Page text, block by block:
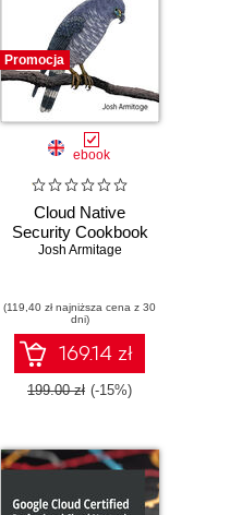
Promocja
ebook
Cloud Native
Security Cookbook
Josh Armitage
(119,40 zł najniższa cena z 30
dni)
169.14 zł
199.00 zł (-15%)